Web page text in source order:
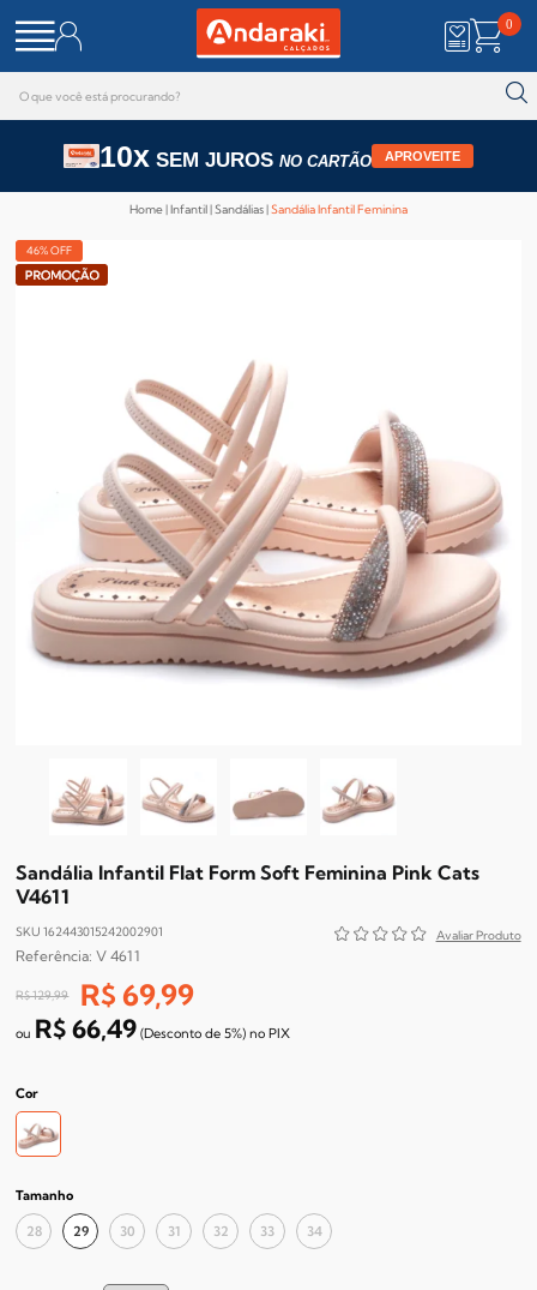
0
10x SEM JUROS NO CARTÃO APROVEITE
Home Infantil Sandálias Sandália Infantil Feminina
46% OFF
Sandália Infantil Flat Form Soft Feminina Pink Cats
V4611
SKU 162443015242002901
V 4611
R$ 129,99 R$ 69,99
R$ 66,49 (Desconto de 5%) no PIX
Cor
Tamanho
28 29 30 31 32 33 34